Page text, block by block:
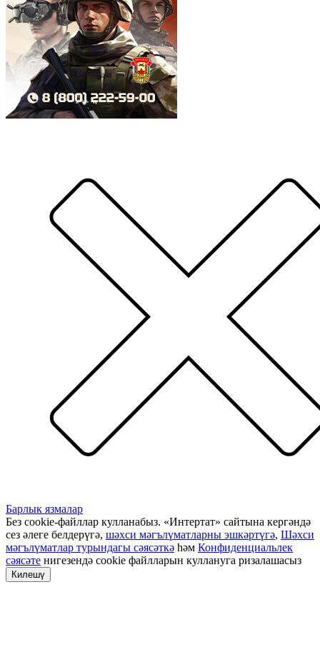
Барлык язмалар
Без cookie-файллар кулланабыз. «Интертат» сайтына кергәндә
сез әлеге белдерүгә, шәхси мәгълүматларны эшкәртүгә, Шәхси
мәгълүматлар турындагы сәясәткә һәм Конфиденциальлек
сәясәте нигезендә cookie файлларын куллануга ризалашасыз
Килешү